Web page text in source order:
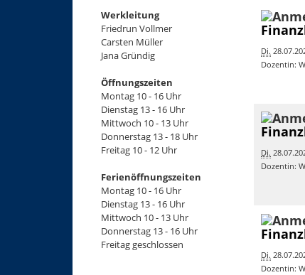
Werkleitung
Friedrun Vollmer
Carsten Müller
Jana Gründig
Öffnungszeiten
Montag 10 - 16 Uhr
Dienstag 13 - 16 Uhr
Mittwoch 10 - 13 Uhr
Donnerstag 13 - 18 Uhr
Freitag 10 - 12 Uhr
Ferienöffnungszeiten
Montag 10 - 16 Uhr
Dienstag 13 - 16 Uhr
Mittwoch 10 - 13 Uhr
Donnerstag 13 - 16 Uhr
Freitag geschlossen
Di.
Dozentin:
Di.
Dozentin:
Di.
Dozentin: